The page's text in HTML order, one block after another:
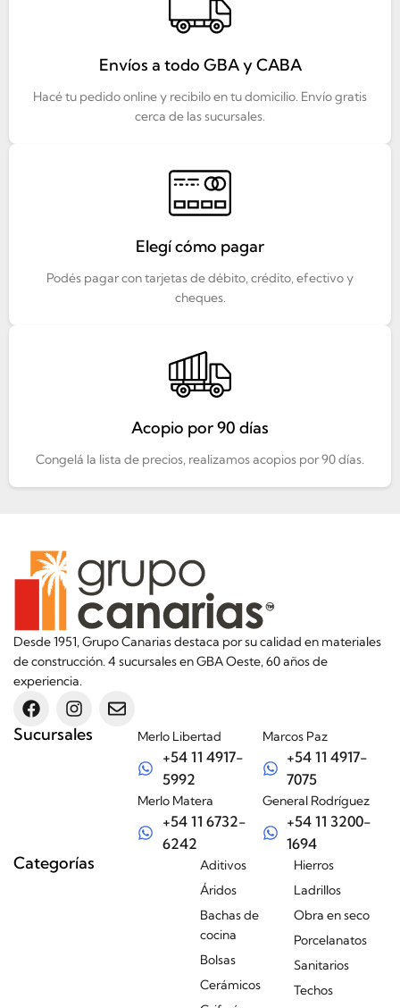
Envíos a todo GBA y CABA
Hacé tu pedido online y recibilo en tu domicilio. Envío gratis
cerca de las sucursales.
Elegí cómo pagar
Podés pagar con tarjetas de débito, crédito, efectivo y
cheques.
Acopio por 90 días
Congelá la lista de precios, realizamos acopios por 90 días.
Desde 1951, Grupo Canarias destaca por su calidad en materiales
de construcción. 4 sucursales en GBA Oeste, 60 años de
experiencia.
Sucursales Merlo Libertad
+54 11 4917-
5992
Merlo Matera
+54 11 6732-
6242
Marcos Paz
+54 11 4917-
7075
General Rodríguez
+54 11 3200-
1694
Categorías
Aditivos
Áridos
Bachas de
cocina
Bolsas
Cerámicos
Hierros
Ladrillos
Obra en seco
Porcelanatos
Sanitarios
Techos